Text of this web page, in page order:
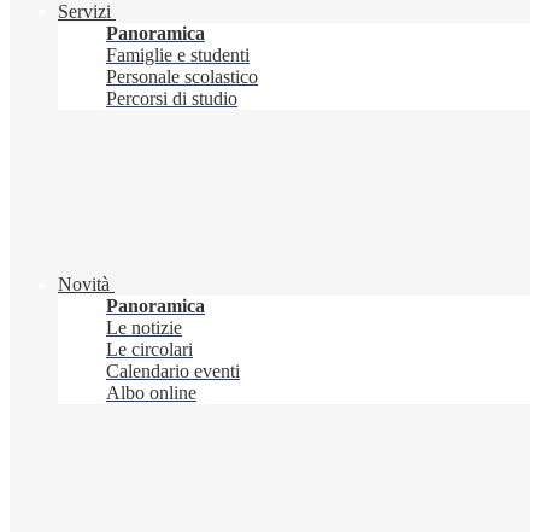
Servizi
Panoramica
Famiglie e studenti
Personale scolastico
Percorsi di studio
Novità
Panoramica
Le notizie
Le circolari
Calendario eventi
Albo online